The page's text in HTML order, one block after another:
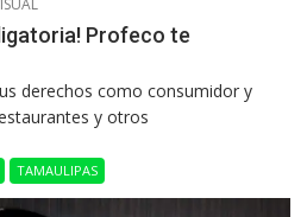
Profeco te
derechos como consumidor y
y otros
TAMAULIPAS